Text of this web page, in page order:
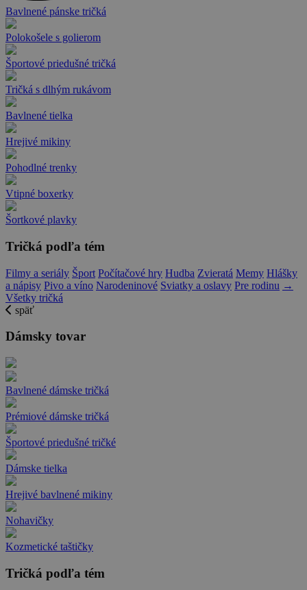
Bavlnené pánske tričká
Polokošele s golierom
Športové priedušné tričká
Tričká s dlhým rukávom
Bavlnené tielka
Hrejivé mikiny
Pohodlné trenky
Vtipné boxerky
Šortkové plavky
Tričká podľa tém
Filmy a seriály Šport Počítačové hry Hudba Zvieratá Memy Hlášky
a nápisy Pivo a víno Narodeninové Sviatky a oslavy Pre rodinu →
Všetky tričká
späť
Dámsky tovar
Bavlnené dámske tričká
Prémiové dámske tričká
Športové priedušné tričké
Dámske tielka
Hrejivé bavlnené mikiny
Nohavičky
Kozmetické taštičky
Tričká podľa tém